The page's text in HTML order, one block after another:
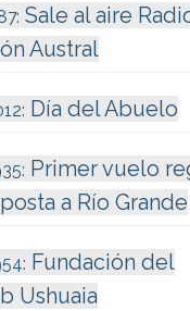
Sale al aire
Austral
Día del Abuelo
Primer vuelo
a Río Grande
Fundación del
Ushuaia